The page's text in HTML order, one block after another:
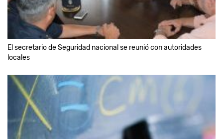
El secretario de Seguridad nacional se reunió con autoridades
locales